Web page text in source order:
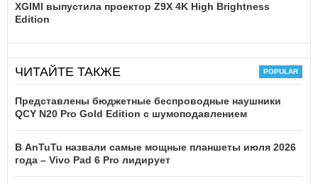
XGIMI выпустила проектор Z9X 4K High Brightness
Edition
ЧИТАЙТЕ ТАКЖЕ
Представлены бюджетные беспроводные наушники
QCY N20 Pro Gold Edition с шумоподавлением
В AnTuTu назвали самые мощные планшеты июля 2026
года – Vivo Pad 6 Pro лидирует